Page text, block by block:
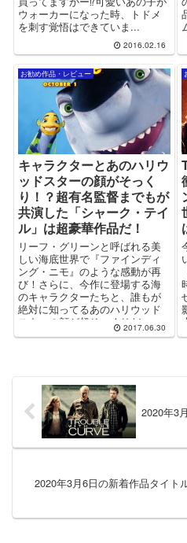
ウォーカーになった時、トドメ
を刺す覚悟はできていま...
2016.02.16
お勧め作品・レビュー
キャラクターとあのハリウ
ッドスターの顔がそっく
り！？超有名監督までもが
共演した「シャーク・テイ
ル」は超豪華作品だ！
リーフ・グリーンと呼ばれる美
しい海底世界で『ファインディ
ング・ニモ』のような感動が再
び！さらに、今作に登場する海
のキャラクターたちと、誰もが
絶対に知ってるあのハリウッド
スターの顔が超そっくりだっ
た！？
2017.06.30
2020年3
2020年3月6日の新着作品タイト